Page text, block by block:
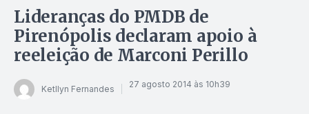
Lideranças do PMDB de
Pirenópolis declaram apoio à
reeleição de Marconi Perillo
Ketllyn Fernandes 27 agosto 2014 às 10h39